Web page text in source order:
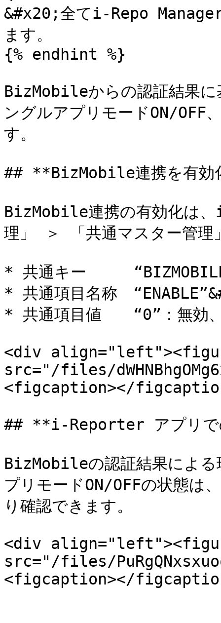
&#x20;全てi-Repo Manager
ます。
{% endhint %}
BizMobileからの認証結果
ングルアプリモードON/OFF
す。
## **BizMobile連携を有効
BizMobile連携の有効化は
理」 ＞ 「共通マスター管理
* 共通キー　　　
* 共通項目名称　
* 共通項目値　　“0”：無効
<div
src="/files/
<figcaption></
## **i-Reporter アプリで
BizMobileの認証結果による
プリモードON/OFFの状態は
り確認できます。
<div
src="/files/
<figcaption></